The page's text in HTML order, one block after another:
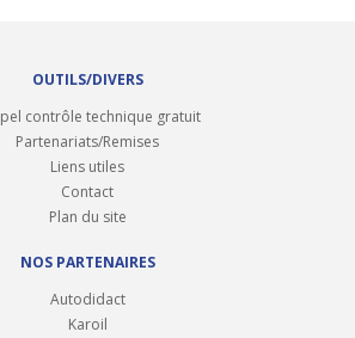
OUTILS/DIVERS
contrôle technique gratuit
Partenariats/Remises
Liens utiles
Contact
Plan du site
NOS PARTENAIRES
Autodidact
Karoil